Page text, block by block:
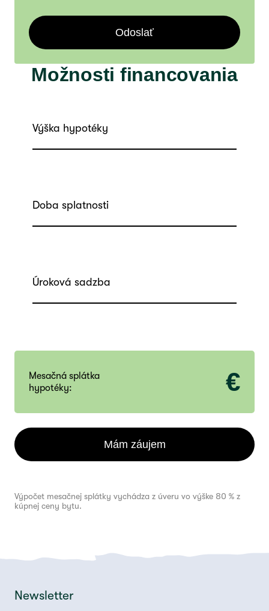
Odoslať
Možnosti financovania
Výška hypotéky
Doba splatnosti
Úroková sadzba
Mesačná splátka
hypotéky:
€
Mám záujem
Výpočet mesačnej splátky vychádza z úveru vo výške 80 % z
kúpnej ceny bytu.
Newsletter